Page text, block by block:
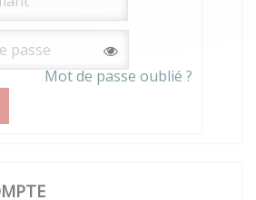
Mot de passe oublié ?